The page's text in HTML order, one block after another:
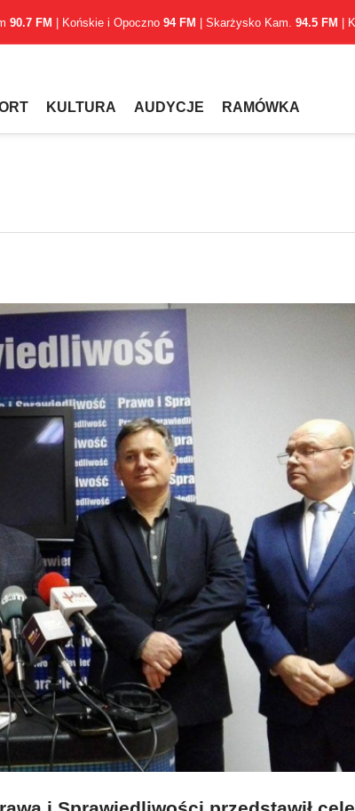
90.7 FM | Końskie i Opoczno 94 FM | Skarżysko Kam. 94.5 FM |
KULTURA AUDYCJE RAMÓWKA